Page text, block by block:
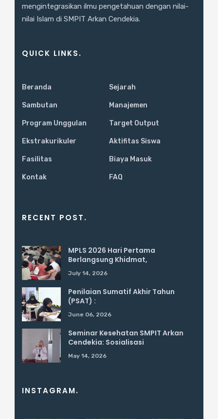
mengintegrasikan ilmu pengetahuan dengan nilai-
nilai Islam di SMPIT Arkan Cendekia.
QUICK LINKS.
Beranda Sejarah
Sambutan Manajemen
Program Unggulan Target Output
Ekstrakurikuler Aktifitas Siswa
Fasilitas Biaya Masuk
Kontak FAQ
RECENT POST.
MPLS 2026 Hari Pertama
Berlangsung Khidmat,
July 14, 2026
Penilaian Sumatif Akhir Tahun
(PSAT) :
June 06, 2026
Seminar Kesehatan SMPIT Arkan
Cendekia: Sosialisasi
May 14, 2026
INSTAGRAM.